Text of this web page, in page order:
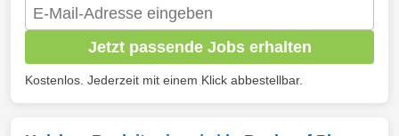
Jetzt passende Jobs erhalten
Kostenlos. Jederzeit mit einem Klick abbestellbar.